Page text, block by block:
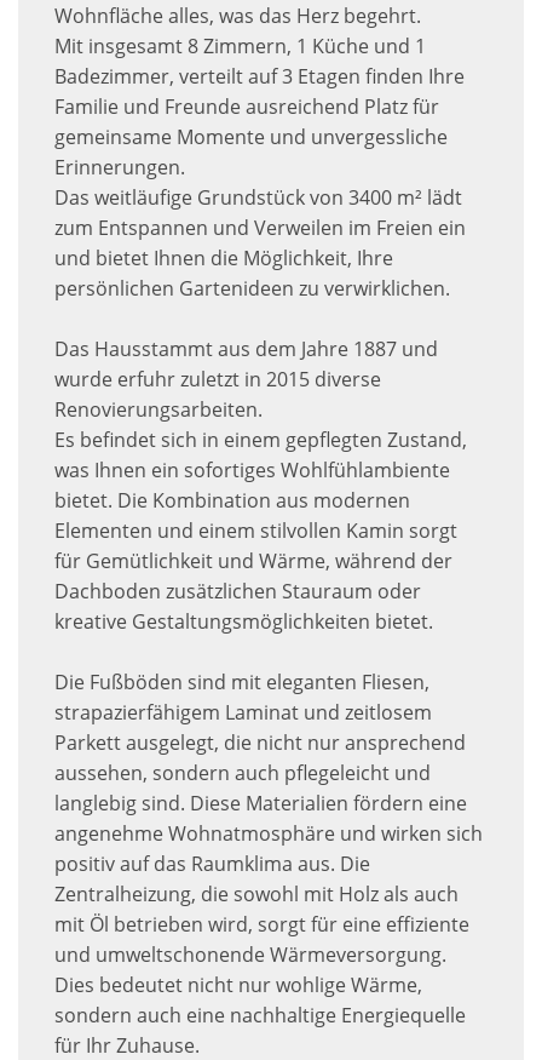
Wohnfläche alles, was das Herz begehrt.
Mit insgesamt 8 Zimmern, 1 Küche und 1
Badezimmer, verteilt auf 3 Etagen finden Ihre
Familie und Freunde ausreichend Platz für
gemeinsame Momente und unvergessliche
Erinnerungen.
Das weitläufige Grundstück von 3400 m² lädt
zum Entspannen und Verweilen im Freien ein
und bietet Ihnen die Möglichkeit, Ihre
persönlichen Gartenideen zu verwirklichen.
Das Hausstammt aus dem Jahre 1887 und
wurde erfuhr zuletzt in 2015 diverse
Renovierungsarbeiten.
Es befindet sich in einem gepflegten Zustand,
was Ihnen ein sofortiges Wohlfühlambiente
bietet. Die Kombination aus modernen
Elementen und einem stilvollen Kamin sorgt
für Gemütlichkeit und Wärme, während der
Dachboden zusätzlichen Stauraum oder
kreative Gestaltungsmöglichkeiten bietet.
Die Fußböden sind mit eleganten Fliesen,
strapazierfähigem Laminat und zeitlosem
Parkett ausgelegt, die nicht nur ansprechend
aussehen, sondern auch pflegeleicht und
langlebig sind. Diese Materialien fördern eine
angenehme Wohnatmosphäre und wirken sich
positiv auf das Raumklima aus. Die
Zentralheizung, die sowohl mit Holz als auch
mit Öl betrieben wird, sorgt für eine effiziente
und umweltschonende Wärmeversorgung.
Dies bedeutet nicht nur wohlige Wärme,
sondern auch eine nachhaltige Energiequelle
für Ihr Zuhause.